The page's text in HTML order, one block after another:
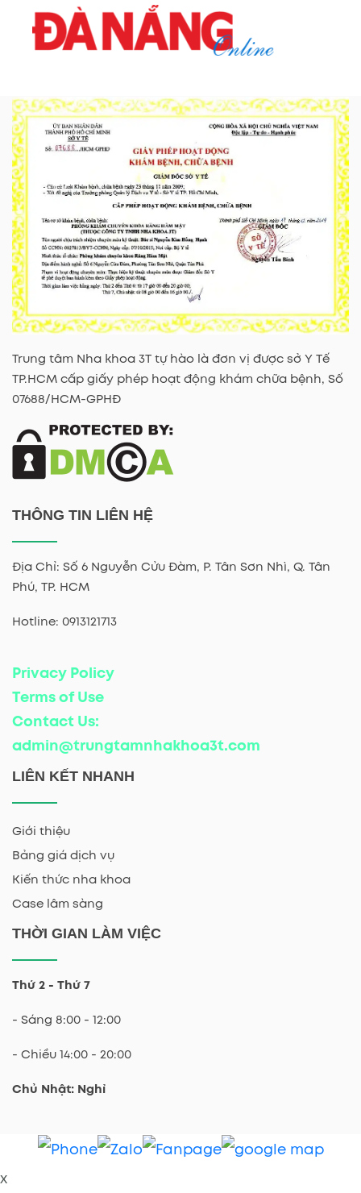
Trung tâm Nha khoa 3T tự hào là đơn vị được sở Y Tế
TP.HCM cấp giấy phép hoạt động khám chữa bệnh, Số
07688/HCM-GPHĐ
THÔNG TIN LIÊN HỆ
Địa Chỉ: Số 6 Nguyễn Cửu Đàm, P. Tân Sơn Nhì, Q. Tân
Phú, TP. HCM
Hotline: 0913121713
Privacy Policy
Terms of Use
Contact Us:
admin@trungtamnhakhoa3t.com
LIÊN KẾT NHANH
Giới thiệu
Bảng giá dịch vụ
Kiến thức nha khoa
Case lâm sàng
THỜI GIAN LÀM VIỆC
Thứ 2 - Thứ 7
- Sáng 8:00 - 12:00
- Chiều 14:00 - 20:00
Chủ Nhật: Nghỉ
x